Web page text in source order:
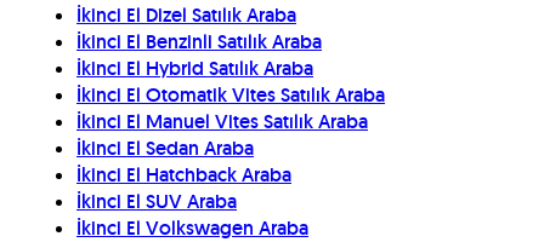
İkinci El Dizel Satılık Araba
İkinci El Benzinli Satılık Araba
İkinci El Hybrid Satılık Araba
İkinci El Otomatik Vites Satılık Araba
İkinci El Manuel Vites Satılık Araba
İkinci El Sedan Araba
İkinci El Hatchback Araba
İkinci El SUV Araba
İkinci El Volkswagen Araba